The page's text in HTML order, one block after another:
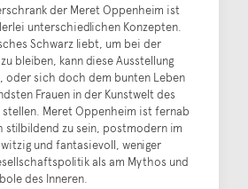
der Meret Oppenheim ist
unterschiedlichen Konzepten.
Schwarz liebt, um bei der
bleiben, kann diese Ausstellung
oder sich doch dem bunten Leben
Frauen in der Kunstwelt des
Meret Oppenheim ist fernab
stilbildend zu sein, postmodern im
und fantasievoll, weniger
als am Mythos und
des Inneren.